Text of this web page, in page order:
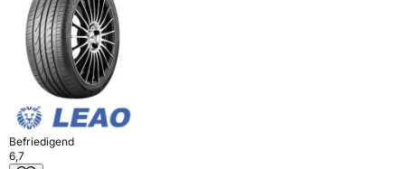
Befriedigend
6,7